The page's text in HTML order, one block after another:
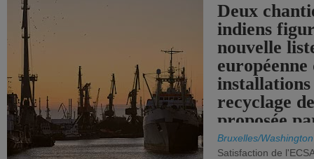
Deux
indiens
nouvelle
européenne
installations
recyclage
proposée
Bruxelles/Washington
Satisfaction de